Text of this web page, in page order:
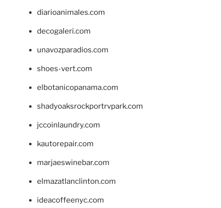
diarioanimales.com
decogaleri.com
unavozparadios.com
shoes-vert.com
elbotanicopanama.com
shadyoaksrockportrvpark.com
jccoinlaundry.com
kautorepair.com
marjaeswinebar.com
elmazatlanclinton.com
ideacoffeenyc.com